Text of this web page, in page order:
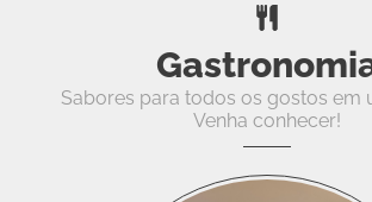
Sabores para todos os gostos em
Venha conhecer!